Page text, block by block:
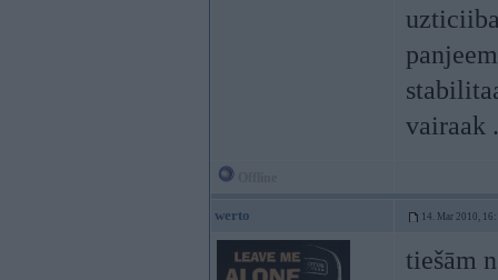
vairaak
werto 14. Mar 2010,
tiešām